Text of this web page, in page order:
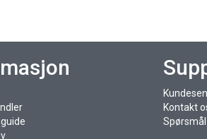
Kontakt